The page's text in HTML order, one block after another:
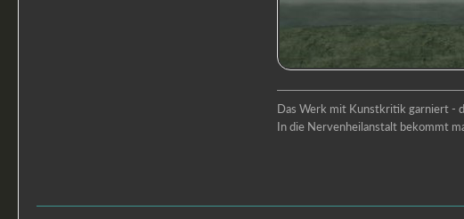
Das Werk mit Kunstkritik garniert -
In die Nervenheilanstalt bekommt